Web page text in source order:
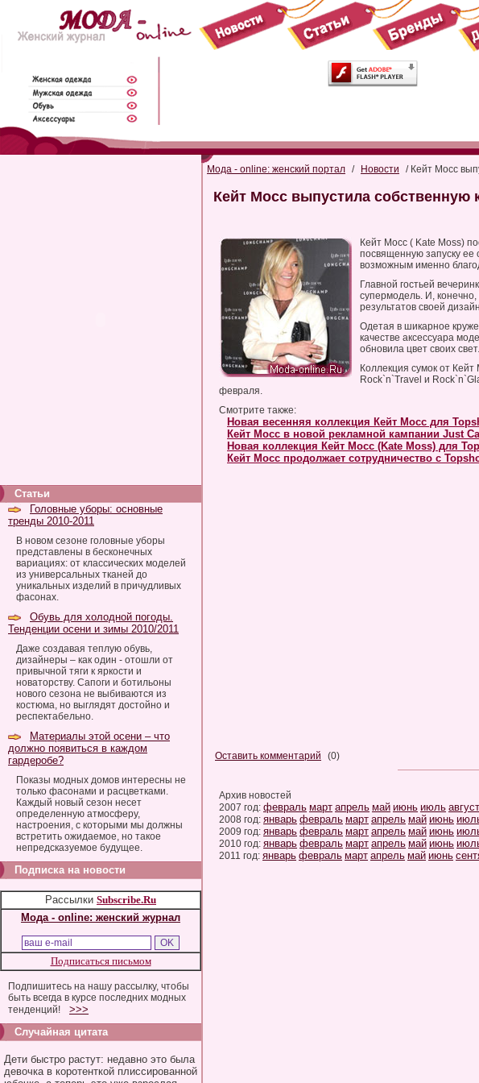
Статьи
Головные уборы: основные
тренды 2010-2011
В новом сезоне головные уборы
представлены в бесконечных
вариациях: от классических моделей
из универсальных тканей до
уникальных изделий в причудливых
фасонах.
Обувь для холодной погоды.
Тенденции осени и зимы 2010/2011
Даже создавая теплую обувь,
дизайнеры – как один - отошли от
привычной тяги к яркости и
новаторству. Сапоги и ботильоны
нового сезона не выбиваются из
костюма, но выглядят достойно и
респектабельно.
Материалы этой осени – что
должно появиться в каждом
гардеробе?
Показы модных домов интересны не
только фасонами и расцветками.
Каждый новый сезон несет
определенную атмосферу,
настроения, с которыми мы должны
встретить ожидаемое, но такое
непредсказуемое будущее.
Подписка на новости
Рассылки Subscribe.Ru
Мода - online: женский журнал
Подписаться письмом
Подпишитесь на нашу рассылку, чтобы
быть всегда в курсе последних модных
тенденций!
>>>
Случайная цитата
Дети быстро растут: недавно это была
девочка в коротенткой плиссированной
Мода - online: женский портал / Новости / Кейт Мосс
Кейт Мосс выпустила собственную
Кейт Мосс ( Kate Moss)
посвященную запуску ее
возможным именно
Главной гостьей
супермодель. И,
результатов своей
Одетая в шикарное
качестве аксессуара
обновила цвет своих
Коллекция сумок от
Rock`n`Travel и
февраля.
Смотрите также:
Новая весенняя коллекция Кейт Мосс для
Кейт Мосс в новой рекламной кампании Just
Новая коллекция Кейт Мосс (Kate Moss) для
Кейт Мосс продолжает сотрудничество с
Оставить комментарий (0)
Архив новостей
2007 год: февраль март апрель май июнь июль август
2008 год: январь февраль март апрель май июнь
2009 год: январь февраль март апрель май июнь
2010 год: январь февраль март апрель май июнь
2011 год: январь февраль март апрель май июнь